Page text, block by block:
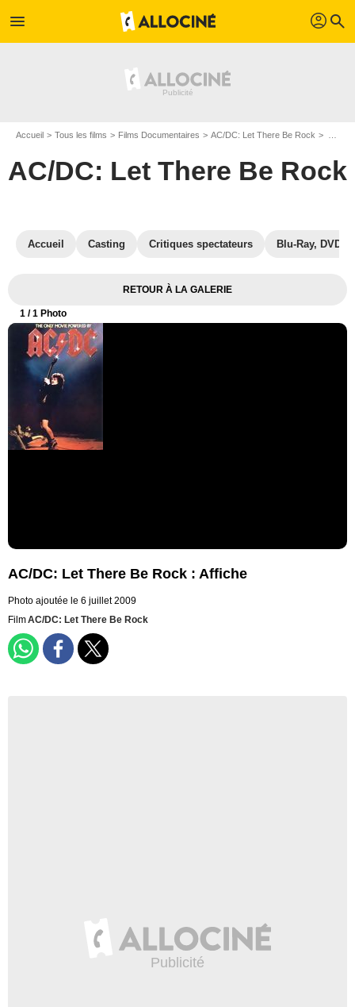
menu profil search
Accueil Tous les films Films Documentaires AC/DC: Let There Be Rock
AC/DC: Let There Be Rock
Accueil Casting Critiques spectateurs Blu-Ray, DVD
RETOUR À LA GALERIE
1 / 1 Photo
AC/DC: Let There Be Rock : Affiche
Photo ajoutée le 6 juillet 2009
FilmAC/DC: Let There Be Rock